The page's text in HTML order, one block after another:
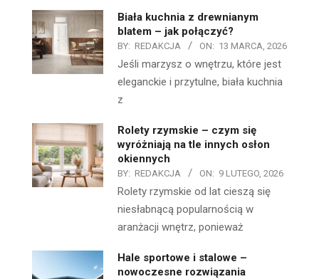
Biała kuchnia z drewnianym
blatem – jak połączyć?
BY: REDAKCJA ON: 13 MARCA, 2026
Jeśli marzysz o wnętrzu, które jest
eleganckie i przytulne, biała kuchnia
z
Rolety rzymskie – czym się
wyróżniają na tle innych osłon
okiennych
BY: REDAKCJA ON: 9 LUTEGO, 2026
Rolety rzymskie od lat cieszą się
niesłabnącą popularnością w
aranżacji wnętrz, ponieważ
Hale sportowe i stalowe –
nowoczesne rozwiązania